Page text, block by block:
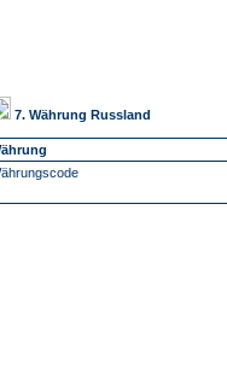
7. Währung Russland